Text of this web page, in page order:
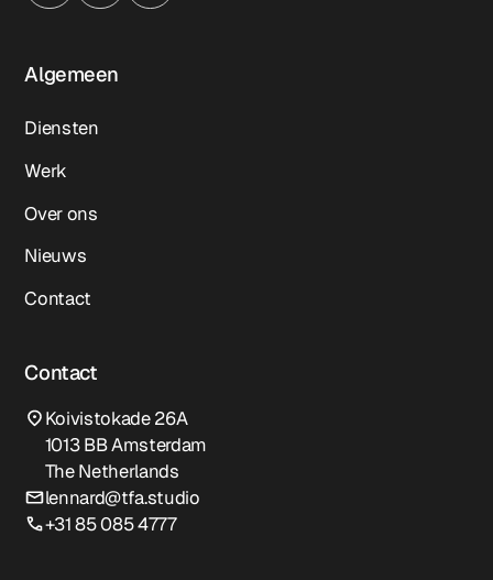
Algemeen
Diensten
Werk
Over ons
Nieuws
Contact
Contact
Koivistokade 26A
1013 BB Amsterdam
The Netherlands
lennard@tfa.studio
+31 85 085 4777